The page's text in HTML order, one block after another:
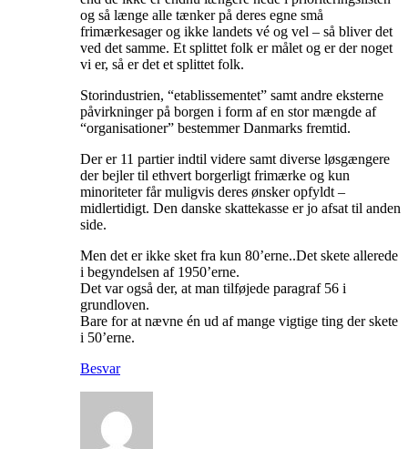
og så længe alle tænker på deres egne små
frimærkesager og ikke landets vé og vel – så bliver det
ved det samme. Et splittet folk er målet og er der noget
vi er, så er det et splittet folk.
Storindustrien, “etablissementet” samt andre eksterne
påvirkninger på borgen i form af en stor mængde af
“organisationer” bestemmer Danmarks fremtid.
Der er 11 partier indtil videre samt diverse løsgængere
der bejler til ethvert borgerligt frimærke og kun
minoriteter får muligvis deres ønsker opfyldt –
midlertidigt. Den danske skattekasse er jo afsat til anden
side.
Men det er ikke sket fra kun 80’erne..Det skete allerede
i begyndelsen af 1950’erne.
Det var også der, at man tilføjede paragraf 56 i
grundloven.
Bare for at nævne én ud af mange vigtige ting der skete
i 50’erne.
Besvar